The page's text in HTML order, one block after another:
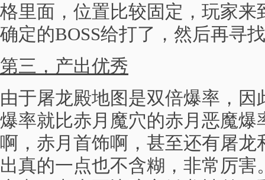
格里面，位置比较固定，玩家来
确定的BOSS给打了，然后再寻
第三，产出优秀
由于屠龙殿地图是双倍爆率，
爆率就比赤月魔穴的赤月恶魔爆
啊，赤月首饰啊，甚至还有屠龙
出真的一点也不含糊，非常厉